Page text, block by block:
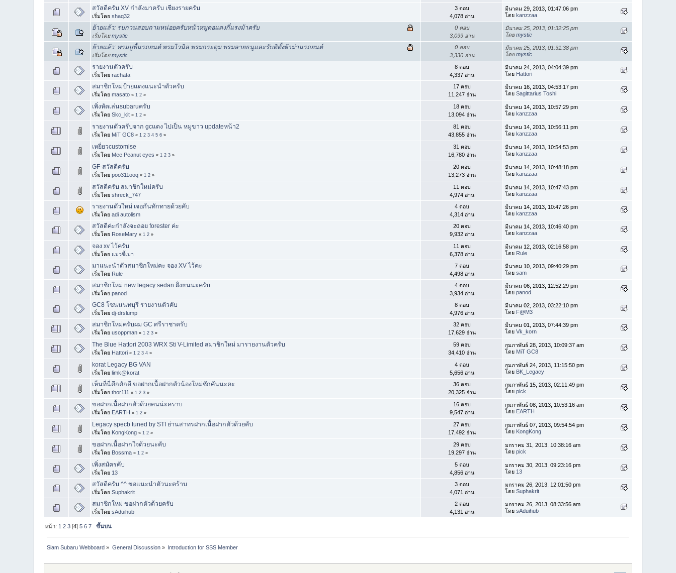
สวัสดีครับ XV กำลังมาครับ เชียงรายครับ
เริ่มโดยshaq32
3 ตอบ
4,078 อ่าน
มีนาคม 29, 2013, 01:47:06 pm
โดยkanzzaa
ย้ายแล้ว: รบกวนสอบถามหน่อยครับหน้าหมูคอแดงกี่แรงม้าครับ
เริ่มโดยmystic
0 ตอบ
3,099 อ่าน
มีนาคม 25, 2013, 01:32:25 pm
โดยmystic
ย้ายแล้ว: พรมปูพื้นรถยนต์ พรมไวนิล พรมกระดุม พรมลายธนูและรับติตั้งผ้าม่านรถยนต์
เริ่มโดยmystic
0 ตอบ
3,330 อ่าน
มีนาคม 25, 2013, 01:31:38 pm
โดยmystic
รายงานตัวครับ
เริ่มโดยrachata
8 ตอบ
4,337 อ่าน
มีนาคม 24, 2013, 04:04:39 pm
โดย Hattori
สมาชิกใหม่ป้ายแดงแนะนำตัวครับ
เริ่มโดยmasato « 1 2 »
17 ตอบ
11,247 อ่าน
มีนาคม 16, 2013, 04:53:17 pm
โดยSagittarius Toshi
เพิ่งหัดเล่นsubaruครับ
เริ่มโดยSkc_kit « 1 2 »
18 ตอบ
13,094 อ่าน
มีนาคม 14, 2013, 10:57:29 pm
โดยkanzzaa
รายงานตัวครับจาก gcแดง ไปเป็น หมูขาว updateหน้า2
เริ่มโดย MiT GC8 « 1 2 3 4 5 6 »
81 ตอบ
43,855 อ่าน
มีนาคม 14, 2013, 10:56:11 pm
โดยkanzzaa
เหยี่ยวcustomise
เริ่มโดย Mee Peanut eyes « 1 2 3 »
31 ตอบ
16,780 อ่าน
มีนาคม 14, 2013, 10:54:53 pm
โดยkanzzaa
GF-สวัสดีครับ
เริ่มโดยpoo311ooq « 1 2 »
20 ตอบ
13,273 อ่าน
มีนาคม 14, 2013, 10:48:18 pm
โดยkanzzaa
สวัสดีครับ สมาชิกใหม่ครับ
เริ่มโดยshreck_747
11 ตอบ
4,974 อ่าน
มีนาคม 14, 2013, 10:47:43 pm
โดยkanzzaa
รายงานตัวใหม่ เจอกันทักทายด้วยคับ
เริ่มโดยadi autolism
4 ตอบ
4,314 อ่าน
มีนาคม 14, 2013, 10:47:26 pm
โดยkanzzaa
สวัสดีค่ะกำลังจะถอย forester ค่ะ
เริ่มโดย RoseMary « 1 2 »
20 ตอบ
9,932 อ่าน
มีนาคม 14, 2013, 10:46:40 pm
โดยkanzzaa
จอง xv ไว้ครับ
เริ่มโดย แมวขี้เมา
11 ตอบ
6,378 อ่าน
มีนาคม 12, 2013, 02:16:58 pm
โดย Rule
มาแนะนำตัวสมาชิกใหม่คะ จอง XV ไว้คะ
เริ่มโดย Rule
7 ตอบ
4,498 อ่าน
มีนาคม 10, 2013, 09:40:29 pm
โดยsam
สมาชิกใหม่ new legacy sedan ฝั่งธนนะครับ
เริ่มโดยpanod
4 ตอบ
3,934 อ่าน
มีนาคม 06, 2013, 12:52:29 pm
โดยpanod
GC8 โซนนนทบุรี รายงานตัวคับ
เริ่มโดยdj-drslump
8 ตอบ
4,976 อ่าน
มีนาคม 02, 2013, 03:22:10 pm
โดย F@M3
สมาชิกใหม่ครับผม GC ศรีราชาครับ
เริ่มโดยusoppman « 1 2 3 »
32 ตอบ
17,629 อ่าน
มีนาคม 01, 2013, 07:44:39 pm
โดยVk_korn
The Blue Hattori 2003 WRX Sti V-Limited สมาชิกใหม่ มารายงานตัวครับ
เริ่มโดย Hattori « 1 2 3 4 »
59 ตอบ
34,410 อ่าน
กุมภาพันธ์ 28, 2013, 10:09:37 am
โดย MiT GC8
korat Legacy BG VAN
เริ่มโดยlimk@korat
4 ตอบ
5,656 อ่าน
กุมภาพันธ์ 24, 2013, 11:15:50 pm
โดย BK_Legacy
เห็นที่นี่คึกคักดี ขอฝากเนื้อฝากตัวน้องใหม่ซักคันนะคะ
เริ่มโดยthor111 « 1 2 3 »
36 ตอบ
20,325 อ่าน
กุมภาพันธ์ 15, 2013, 02:11:49 pm
โดยpick
ขอฝากเนื้อฝากตัวด้วยคนน่ะคราบ
เริ่มโดย EARTH « 1 2 »
16 ตอบ
9,547 อ่าน
กุมภาพันธ์ 08, 2013, 10:53:16 am
โดย EARTH
Legacy specb tuned by STI ย่านสาทรฝากเนื้อฝากตัวด้วยคับ
เริ่มโดย KongKong « 1 2 »
27 ตอบ
17,492 อ่าน
กุมภาพันธ์ 07, 2013, 09:54:54 pm
โดย KongKong
ขอฝากเนื้อฝากใจด้วยนะคับ
เริ่มโดย Bossma « 1 2 »
29 ตอบ
19,297 อ่าน
มกราคม 31, 2013, 10:38:16 am
โดยpick
เพิ่งสมัครคับ
เริ่มโดย 13
5 ตอบ
4,856 อ่าน
มกราคม 30, 2013, 09:23:16 pm
โดย 13
สวัสดีครับ ^^ ขอแนะนำตัวนะคร้าบ
เริ่มโดยSuphakrit
3 ตอบ
4,071 อ่าน
มกราคม 26, 2013, 12:01:50 pm
โดยSuphakrit
สมาชิกใหม่ ขอฝากตัวด้วยครับ
เริ่มโดยsAduihub
2 ตอบ
4,131 อ่าน
มกราคม 26, 2013, 08:33:56 am
โดยsAduihub
หน้า: 1 2 3 [4]5 6 7 ขึ้นบน
Siam Subaru Webboard » General Discussion» Introduction for SSS Member